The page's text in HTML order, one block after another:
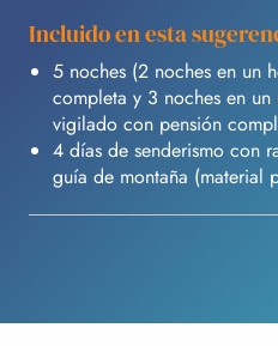
Incluido en esta
5 noches (2 noches en un
completa y 3 noches en
vigilado con pensión
4 días de senderismo con
guía de montaña (material